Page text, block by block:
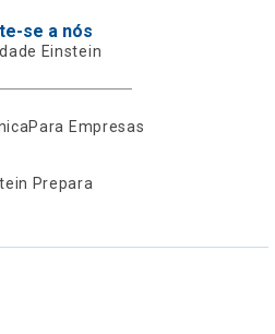
se a nós
Einstein
Para Empresas
Prepara